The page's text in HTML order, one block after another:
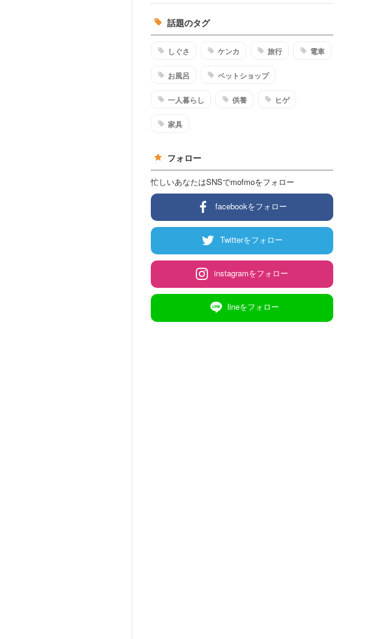
話題のタグ
しぐさ ケンカ 旅行 電車
お風呂 ペットショップ
一人暮らし 供養 ヒゲ
家具
フォロー
忙しいあなたはSNSでmofmoをフォロー
facebookをフォロー
Twitterをフォロー
instagramをフォロー
lineをフォロー